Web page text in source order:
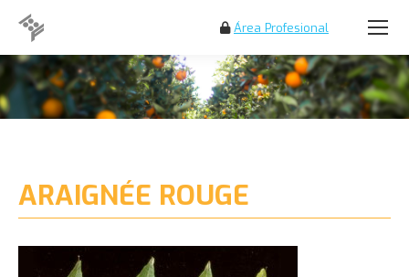
Área Profesional
Search:
ARAIGNÉE ROUGE